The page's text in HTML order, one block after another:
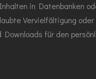
in Datenbanken
Vervielfältigung
für den